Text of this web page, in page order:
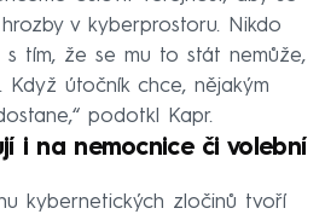
v kyberprostoru. Nikdo
s tím, že se mu to stát nemůže,
útočník chce, nějakým
podotkl Kapr.
i na nemocnice či volební
kybernetických zločinů tvoří